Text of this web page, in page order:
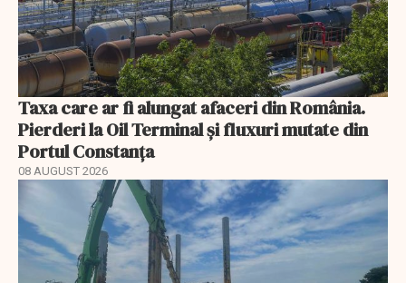
Taxa care ar fi alungat afaceri din România.
Pierderi la Oil Terminal și fluxuri mutate din
Portul Constanța
08 AUGUST 2026